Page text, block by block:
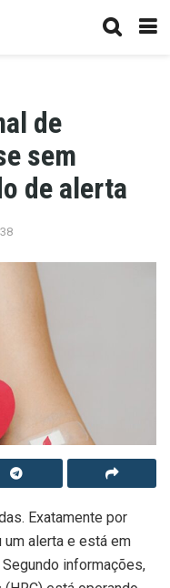
de
sem
de alerta
Exatamente por
alerta e está em
informações,